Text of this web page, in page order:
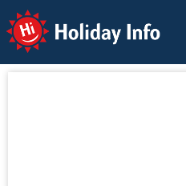
Holiday Info